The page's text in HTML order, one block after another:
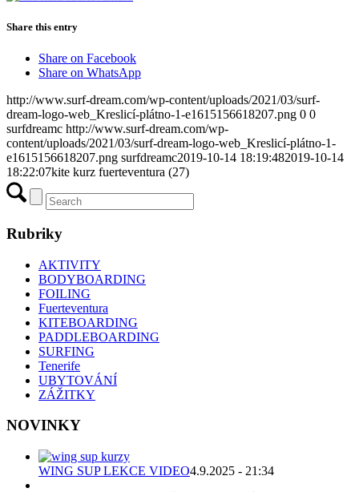
Share this entry
Share on Facebook
Share on WhatsApp
http://www.surf-dream.com/wp-content/uploads/2021/03/surf-
dream-logo-web_Kreslicí-plátno-1-e1615156618207.png 0 0
surfdreamc http://www.surf-dream.com/wp-
content/uploads/2021/03/surf-dream-logo-web_Kreslicí-plátno-1-
e1615156618207.png surfdreamc2019-10-14 18:19:482019-10-14
18:22:07kite kurz fuerteventura (27)
Rubriky
AKTIVITY
BODYBOARDING
FOILING
Fuerteventura
KITEBOARDING
PADDLEBOARDING
SURFING
Tenerife
UBYTOVÁNÍ
ZÁŽITKY
NOVINKY
WING SUP LEKCE VIDEO4.9.2025 - 21:34